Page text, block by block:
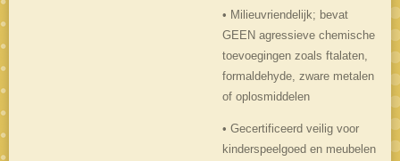
• Milieuvriendelijk; bevat
GEEN agressieve chemische
toevoegingen zoals ftalaten,
formaldehyde, zware metalen
of oplosmiddelen
• Gecertificeerd veilig voor
kinderspeelgoed en meubelen